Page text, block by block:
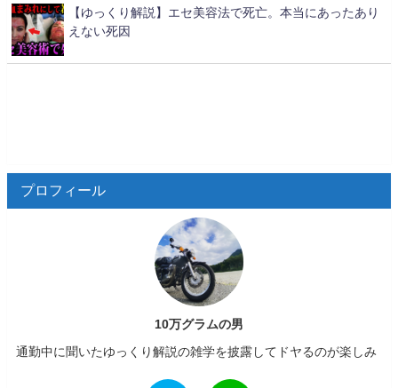
【ゆっくり解説】エセ美容法で死亡。本当にあったあり
えない死因
プロフィール
10万グラムの男
通勤中に聞いたゆっくり解説の雑学を披露してドヤるのが楽しみ